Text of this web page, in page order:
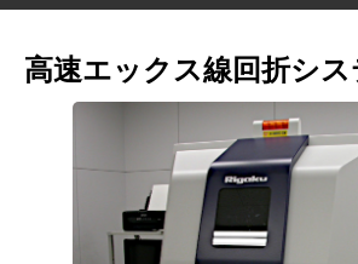
高速エックス線回折シ